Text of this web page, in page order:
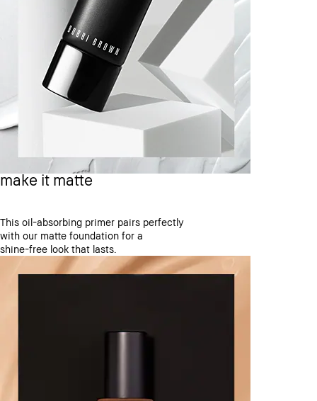
make it matte
This oil-absorbing primer pairs perfectly
with our matte foundation for a
shine-free look that lasts.